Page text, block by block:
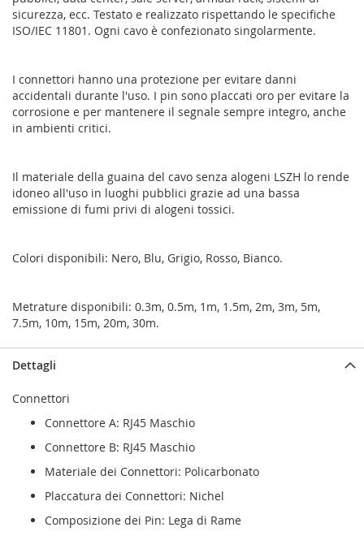
sicurezza, ecc. Testato e realizzato rispettando le specifiche
ISO/IEC 11801. Ogni cavo è confezionato singolarmente.
I connettori hanno una protezione per evitare danni
accidentali durante l'uso. I pin sono placcati oro per evitare la
corrosione e per mantenere il segnale sempre integro, anche
in ambienti critici.
Il materiale della guaina del cavo senza alogeni LSZH lo rende
idoneo all'uso in luoghi pubblici grazie ad una bassa
emissione di fumi privi di alogeni tossici.
Colori disponibili: Nero, Blu, Grigio, Rosso, Bianco.
Metrature disponibili: 0.3m, 0.5m, 1m, 1.5m, 2m, 3m, 5m,
7.5m, 10m, 15m, 20m, 30m.
Dettagli
Connettori
Connettore A: RJ45 Maschio
Connettore B: RJ45 Maschio
Materiale dei Connettori: Policarbonato
Placcatura dei Connettori: Nichel
Composizione dei Pin: Lega di Rame